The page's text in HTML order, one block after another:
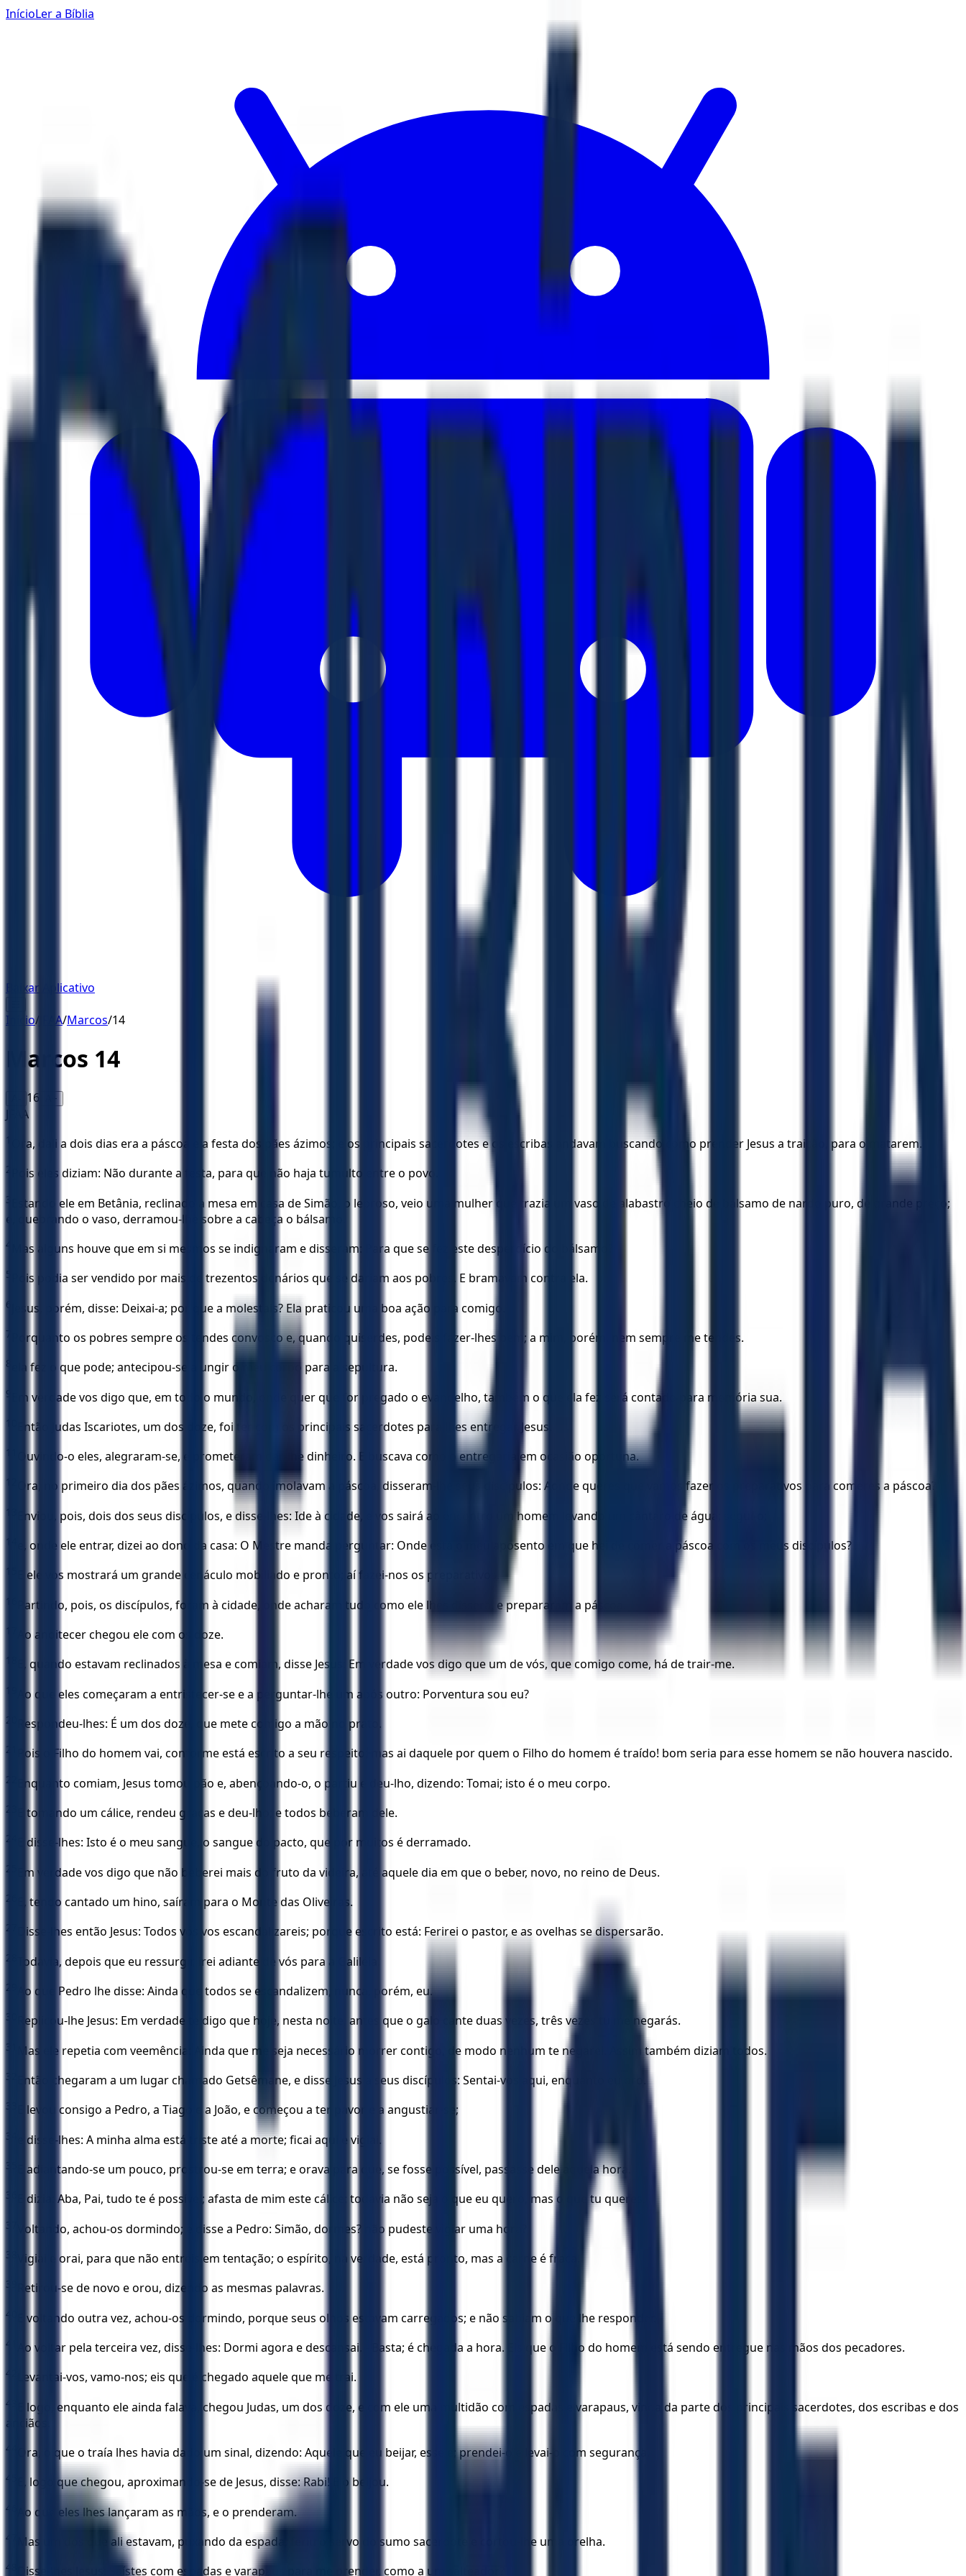
InícioLer a Bíblia
Baixar Aplicativo
Início/ JFAA/Marcos/14
Marcos 14
16 A+
JFAA
1 Ora, dali a dois dias era a páscoa e a festa dos pães ázimos; e os principais sacerdotes e os escribas andavam buscando como prender Jesus a traição, para o matarem.
2 Pois eles diziam: Não durante a festa, para que não haja tumulto entre o povo.
3
Estando ele em Betânia, reclinado à mesa em casa de Simão, o leproso, veio uma mulher que trazia um vaso de alabastro cheio de bálsamo de nardo puro, de grande preço;
e, quebrando o vaso, derramou-lhe sobre a cabeça o bálsamo.
4 Mas alguns houve que em si mesmos se indignaram e disseram: Para que se fez este desperdício do bálsamo?
5 Pois podia ser vendido por mais de trezentos denários que se dariam aos pobres. E bramavam contra ela.
6 Jesus, porém, disse: Deixai-a; por que a molestais? Ela praticou uma boa ação para comigo.
7 Porquanto os pobres sempre os tendes convosco e, quando quiserdes, podeis fazer-lhes bem; a mim, porém, nem sempre me tendes.
8 ela fez o que pode; antecipou-se a ungir o meu corpo para a sepultura.
9 Em verdade vos digo que, em todo o mundo, onde quer que for pregado o evangelho, também o que ela fez será contado para memória sua.
10 Então Judas Iscariotes, um dos doze, foi ter com os principais sacerdotes para lhes entregar Jesus.
11 Ouvindo-o eles, alegraram-se, e prometeram dar-lhe dinheiro. E buscava como o entregaria em ocasião oportuna.
12 Ora, no primeiro dia dos pães ázimos, quando imolavam a páscoa, disseram-lhe seus discípulos: Aonde queres que vamos fazer os preparativos para comeres a páscoa?
13 Enviou, pois, dois dos seus discípulos, e disse-lhes: Ide à cidade, e vos sairá ao encontro um homem levando um cântaro de água; seguí-o;
14 e, onde ele entrar, dizei ao dono da casa: O Mestre manda perguntar: Onde está o meu aposento em que hei de comer a páscoa com os meus discípulos?
15 E ele vos mostrará um grande cenáculo mobiliado e pronto; aí fazei-nos os preparativos.
16 Partindo, pois, os discípulos, foram à cidade, onde acharam tudo como ele lhes dissera, e prepararam a páscoa.
17 Ao anoitecer chegou ele com os doze.
18 E, quando estavam reclinados à mesa e comiam, disse Jesus: Em verdade vos digo que um de vós, que comigo come, há de trair-me.
19 Ao que eles começaram a entristecer-se e a perguntar-lhe um após outro: Porventura sou eu?
20 Respondeu-lhes: É um dos doze, que mete comigo a mão no prato.
21 Pois o Filho do homem vai, conforme está escrito a seu respeito; mas ai daquele por quem o Filho do homem é traído! bom seria para esse homem se não houvera nascido.
22 Enquanto comiam, Jesus tomou pão e, abençoando-o, o partiu e deu-lho, dizendo: Tomai; isto é o meu corpo.
23 E tomando um cálice, rendeu graças e deu-lho; e todos beberam dele.
24 E disse-lhes: Isto é o meu sangue, o sangue do pacto, que por muitos é derramado.
25 Em verdade vos digo que não beberei mais do fruto da videira, até aquele dia em que o beber, novo, no reino de Deus.
26 E, tendo cantado um hino, saíram para o Monte das Oliveiras.
27 Disse-lhes então Jesus: Todos vós vos escandalizareis; porque escrito está: Ferirei o pastor, e as ovelhas se dispersarão.
28 Todavia, depois que eu ressurgir, irei adiante de vós para a Galiléia.
29 Ao que Pedro lhe disse: Ainda que todos se escandalizem, nunca, porém, eu.
30 Replicou-lhe Jesus: Em verdade te digo que hoje, nesta noite, antes que o galo cante duas vezes, três vezes tu me negarás.
31 Mas ele repetia com veemência: Ainda que me seja necessário morrer contigo, de modo nenhum te negarei. Assim também diziam todos.
32 Então chegaram a um lugar chamado Getsêmane, e disse Jesus a seus discípulos: Sentai-vos aqui, enquanto eu oro.
33 E levou consigo a Pedro, a Tiago e a João, e começou a ter pavor e a angustiar-se;
34 e disse-lhes: A minha alma está triste até a morte; ficai aqui e vigiai.
35 E adiantando-se um pouco, prostrou-se em terra; e orava para que, se fosse possível, passasse dele aquela hora.
36 E dizia: Aba, Pai, tudo te é possível; afasta de mim este cálice; todavia não seja o que eu quero, mas o que tu queres.
37 Voltando, achou-os dormindo; e disse a Pedro: Simão, dormes? não pudeste vigiar uma hora?
38 Vigiai e orai, para que não entreis em tentação; o espírito, na verdade, está pronto, mas a carne é fraca.
39 Retirou-se de novo e orou, dizendo as mesmas palavras.
40 E voltando outra vez, achou-os dormindo, porque seus olhos estavam carregados; e não sabiam o que lhe responder.
41 Ao voltar pela terceira vez, disse-lhes: Dormi agora e descansai. - Basta; é chegada a hora. Eis que o Filho do homem está sendo entregue nas mãos dos pecadores.
42 Levantai-vos, vamo-nos; eis que é chegado aquele que me trai.
43
E logo, enquanto ele ainda falava, chegou Judas, um dos doze, e com ele uma multidão com espadas e varapaus, vinda da parte dos principais sacerdotes, dos escribas e dos
anciãos.
44 Ora, o que o traía lhes havia dado um sinal, dizendo: Aquele que eu beijar, esse é; prendei-o e levai-o com segurança.
45 E, logo que chegou, aproximando-se de Jesus, disse: Rabi! E o beijou.
46 Ao que eles lhes lançaram as mãos, e o prenderam.
47 Mas um dos que ali estavam, puxando da espada, feriu o servo do sumo sacerdote e cortou-lhe uma orelha.
48 Disse-lhes Jesus: Saístes com espadas e varapaus para me prender, como a um salteador?